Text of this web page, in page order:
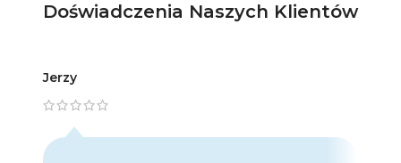
Doświadczenia Naszych Klientów
Jerzy